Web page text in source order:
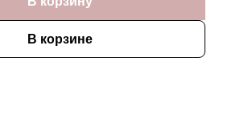
В корзине